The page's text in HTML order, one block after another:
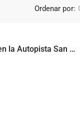
Ordenar por:
Locales Ejecutivos en Torre en la Autopista San Isidro